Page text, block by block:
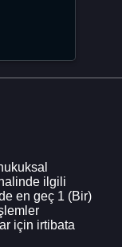
ilgili
en geç 1 (Bir)
için irtibata